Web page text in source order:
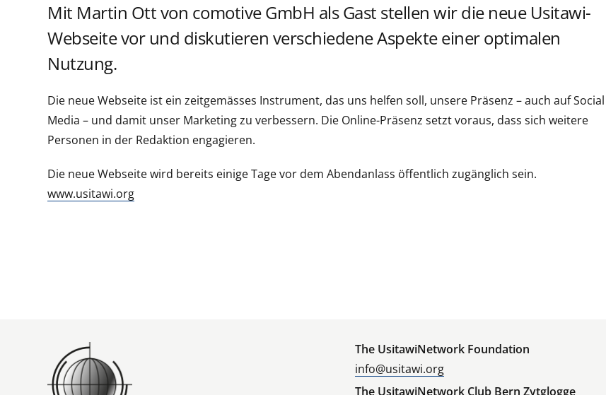
Mit Martin Ott von comotive GmbH als Gast stellen wir die neue Usitawi-
Webseite vor und diskutieren verschiedene Aspekte einer optimalen
Nutzung.
Die neue Webseite ist ein zeitgemässes Instrument, das uns helfen soll, unsere Präsenz – auch auf Social
Media – und damit unser Marketing zu verbessern. Die Online-Präsenz setzt voraus, dass sich weitere
Personen in der Redaktion engagieren.
Die neue Webseite wird bereits einige Tage vor dem Abendanlass öffentlich zugänglich sein.
www.usitawi.org
The UsitawiNetwork Foundation
info@usitawi.org
The UsitawiNetwork Club Bern Zytglogge